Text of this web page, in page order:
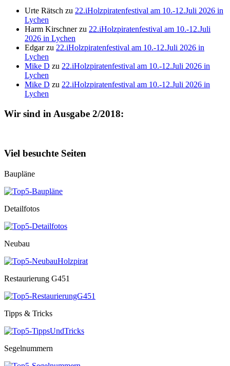
Urte Rätsch zu 22.iHolzpiratenfestival am 10.-12.Juli 2026 in
Lychen
Harm Kirschnerzu 22.iHolzpiratenfestival am 10.-12.Juli
2026 in Lychen
Edgarzu 22.iHolzpiratenfestival am 10.-12.Juli 2026 in
Lychen
Mike D zu 22.iHolzpiratenfestival am 10.-12.Juli 2026 in
Lychen
Mike D zu 22.iHolzpiratenfestival am 10.-12.Juli 2026 in
Lychen
Wir sind in Ausgabe 2/2018:
Viel besuchte Seiten
Baupläne
Detailfotos
Neubau
Restaurierung G451
Tipps & Tricks
Segelnummern